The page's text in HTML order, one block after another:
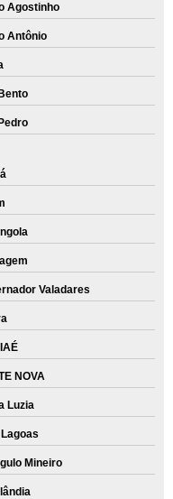
Agostinho
Antônio
Valadares
NOVA
Luzia
Mineiro